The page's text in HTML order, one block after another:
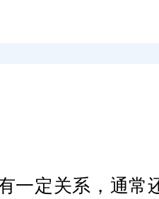
一定关系，通常